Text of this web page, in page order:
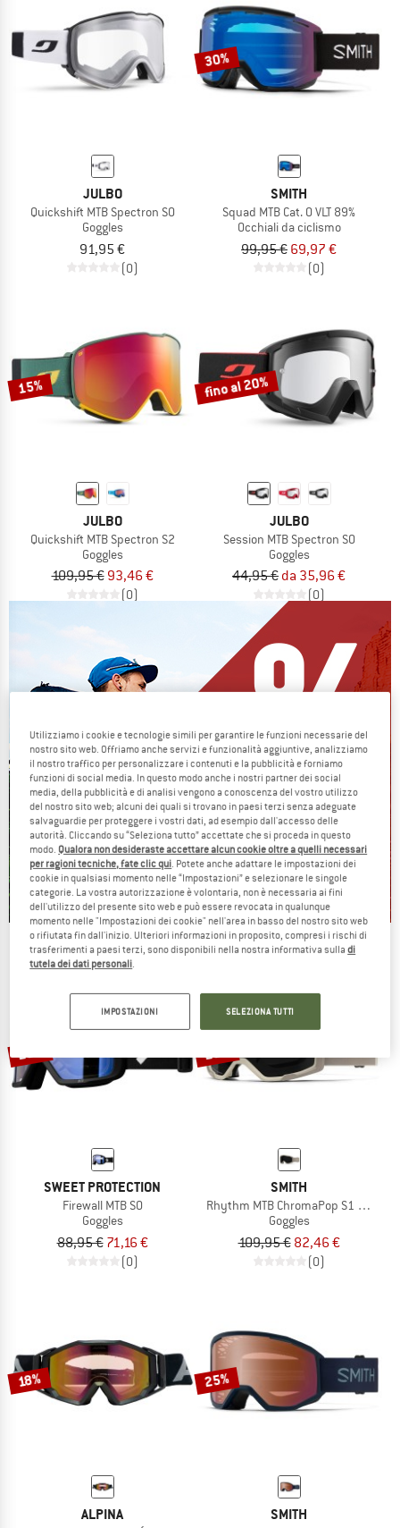
JULBO
Quickshift MTB Spectron S0
Goggles
91,95 €
(0)
30%
SMITH
Squad MTB Cat. 0 VLT 89%
Occhiali da ciclismo
99,95 € 69,97 €
(0)
15%
JULBO
Quickshift MTB Spectron S2
Goggles
109,95 € 93,46 €
(0)
fino al 20%
JULBO
Session MTB Spectron S0
Goggles
44,95 € da 35,96 €
(0)
Our summer sale enters its next
phase
NOW UP TO 50% OFF
TO THE SALE
20%
SWEET PROTECTION
Firewall MTB S0
Goggles
88,95 € 71,16 €
(0)
25%
SMITH
Rhythm MTB ChromaPop S1 + Clear
Goggles
109,95 € 82,46 €
(0)
18%
ALPINA
25%
SMITH
Utilizziamo i cookie e tecnologie simili per garantire le funzioni necessarie del
nostro sito web. Offriamo anche servizi e funzionalità aggiuntive, analizziamo
il nostro traffico per personalizzare i contenuti e la pubblicità e forniamo
funzioni di social media. In questo modo anche i nostri partner dei social
media, della pubblicità e di analisi vengono a conoscenza del vostro utilizzo
del nostro sito web; alcuni dei quali si trovano in paesi terzi senza adeguate
salvaguardie per proteggere i vostri dati, ad esempio dall'accesso delle
autorità. Cliccando su “Seleziona tutto” accettate che si proceda in questo
modo. Qualora non desideraste accettare alcun cookie oltre a quelli necessari
per ragioni tecniche, fate clic qui. Potete anche adattare le impostazioni dei
cookie in qualsiasi momento nelle “Impostazioni” e selezionare le singole
categorie. La vostra autorizzazione è volontaria, non è necessaria ai fini
dell'utilizzo del presente sito web e può essere revocata in qualunque
momento nelle "Impostazioni dei cookie" nell'area in basso del nostro sito web
o rifiutata fin dall'inizio. Ulteriori informazioni in proposito, compresi i rischi di
trasferimenti a paesi terzi, sono disponibili nella nostra informativa sulladi
tutela dei dati personali.
IMPOSTAZIONI SELEZIONA TUTTI